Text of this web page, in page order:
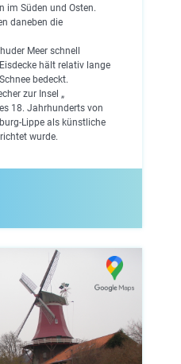
im Süden und Osten.
daneben die
Meer schnell
hält relativ lange
bedeckt.
zur Insel „
18. Jahrhunderts von
Lippe als künstliche
wurde.